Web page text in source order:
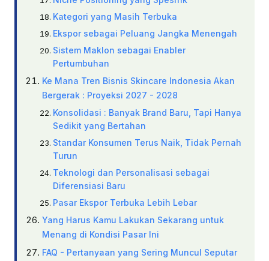
Kategori yang Masih Terbuka
Ekspor sebagai Peluang Jangka Menengah
Sistem Maklon sebagai Enabler
Pertumbuhan
Ke Mana Tren Bisnis Skincare Indonesia Akan
Bergerak : Proyeksi 2027 - 2028
Konsolidasi : Banyak Brand Baru, Tapi Hanya
Sedikit yang Bertahan
Standar Konsumen Terus Naik, Tidak Pernah
Turun
Teknologi dan Personalisasi sebagai
Diferensiasi Baru
Pasar Ekspor Terbuka Lebih Lebar
Yang Harus Kamu Lakukan Sekarang untuk
Menang di Kondisi Pasar Ini
FAQ - Pertanyaan yang Sering Muncul Seputar